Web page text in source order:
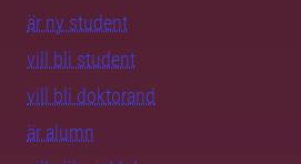
är ny student
vill bli student
vill bli doktorand
är alumn